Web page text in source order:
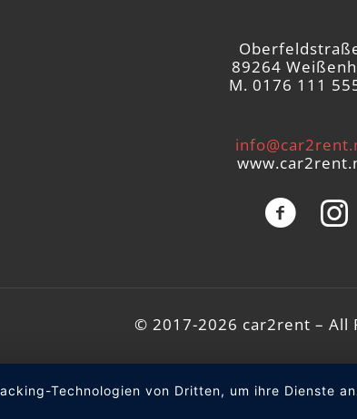
89264
M. 0176 111
© 2017-2026 car2rent – All
Technologien von Dritten, um ihre Dienste